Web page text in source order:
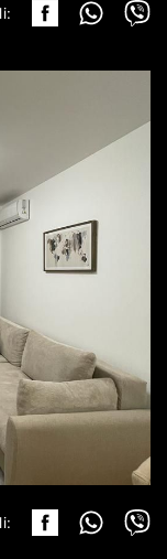
DETALJI